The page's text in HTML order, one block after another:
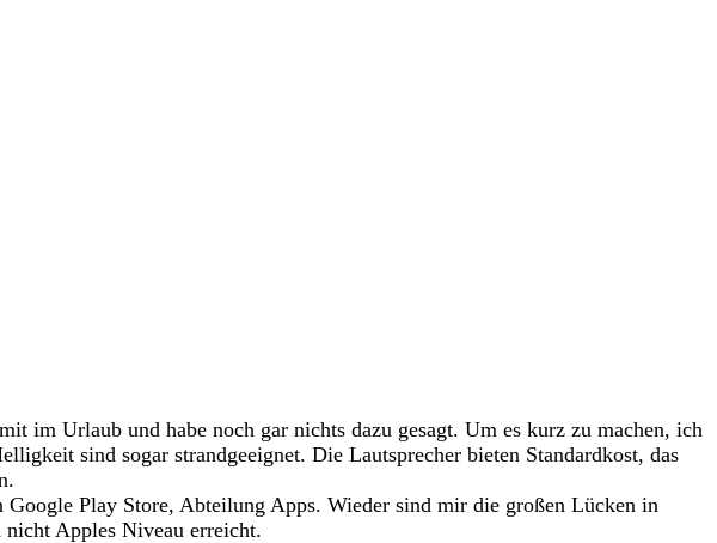
im Urlaub und habe noch gar nichts dazu gesagt. Um es kurz zu machen, ich
sind sogar strandgeeignet. Die Lautsprecher bieten Standardkost, das
Play Store, Abteilung Apps. Wieder sind mir die großen Lücken in
Apples Niveau erreicht.